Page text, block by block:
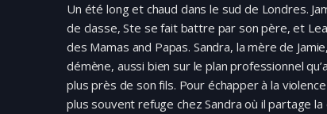
Un été long et chaud dans le sud de Londres.
de classe, Ste se fait battre par son père, et
des Mamas and Papas. Sandra, la mère de
démène, aussi bien sur le plan professionnel
plus près de son fils. Pour échapper à la
plus souvent refuge chez Sandra où il partage